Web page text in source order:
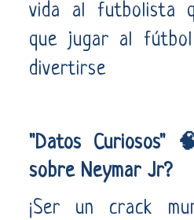
vida al futbolista
que jugar al
divertirse
"Datos Curiosos"
sobre Neymar Jr?
¡Ser un crack